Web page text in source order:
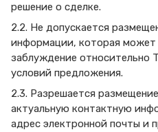
решение о сделке.
2.2. Не допускается
информации, которая может
заблуждение относительно
условий предложения.
2.3. Разрешается
актуальную контактную
адрес электронной почты и